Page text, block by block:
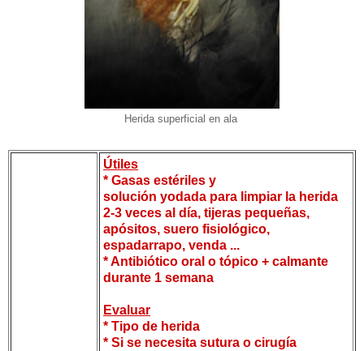
Herida superficial en ala
Útiles
* Gasas estériles y
solución yodada para limpiar la herida
2-3 veces al día, tijeras pequeñas,
apósitos, suero fisiológico,
espadarrapo, venda ...
* Antibiótico oral o tópico + calmante
durante 1 semana
Evaluar
* Tipo de herida
* Si se necesita sutura o cirugía